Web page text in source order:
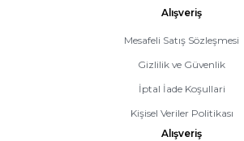
Alışveriş
Mesafeli Satış Sözleşmesi
Gizlilik ve Güvenlik
İptal İade Koşullari
Kişisel Veriler Politikası
Alışveriş